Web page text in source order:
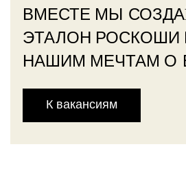
ВМЕСТЕ МЫ
ЭТАЛОН РОСКОШИ
НАШИМ МЕЧТАМ О
К вакансиям